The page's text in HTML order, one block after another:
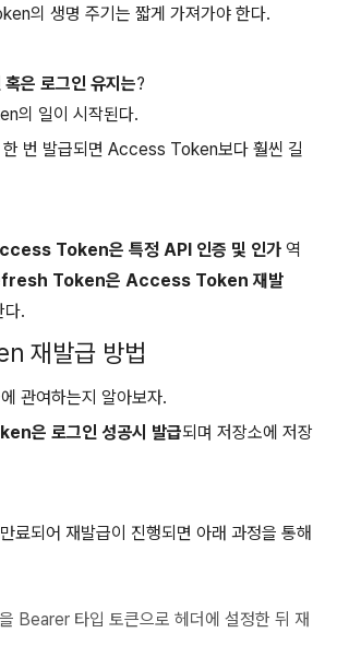
의 생명 주기는 짧게 가져가야 한다.
은 로그인 유지는?
의 일이 시작된다.
번 발급되면 Access Token보다 훨씬 길
Token은 특정 API 인증 및 인가 역
Token은 Access Token 재발
다.
재발급 방법
관여하는지 알아보자.
은 로그인 성공시 발급되며 저장소에 저장
되어 재발급이 진행되면 아래 과정을 통해
Bearer 타입 토큰으로 헤더에 설정한 뒤 재